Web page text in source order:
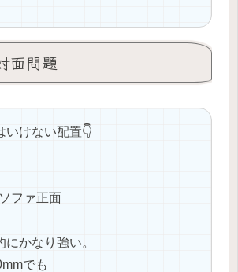
面問題
いけない配置👇
ファ正面
にかなり強い。
でも